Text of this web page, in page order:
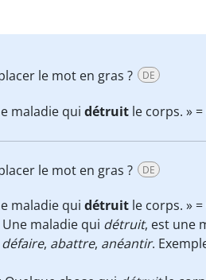
le mot en gras ? DE
maladie qui détruit le corps. »
le mot en gras ? DE
maladie qui détruit le corps. »
Une maladie qui détruit, est une
défaire, abattre, anéantir.